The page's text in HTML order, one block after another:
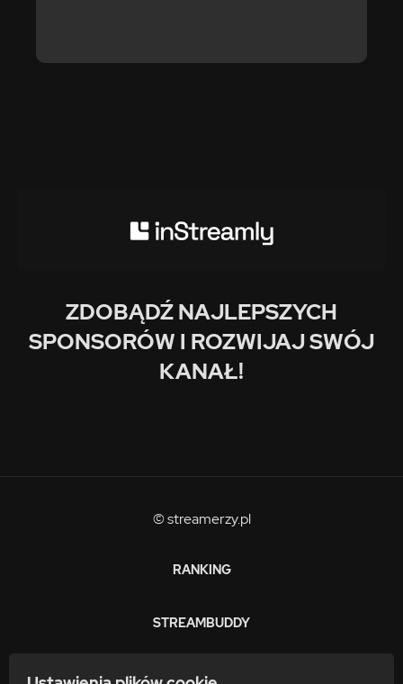
ZDOBĄDŹ NAJLEPSZYCH
SPONSORÓW I ROZWIJAJ SWÓJ
KANAŁ!
© streamerzy.pl
RANKING
STREAMBUDDY
ZARABIAJ